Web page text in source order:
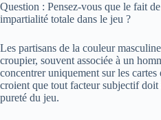
Question : Pensez-vous que le fait
impartialité totale dans le jeu ?
Les partisans de la couleur
croupier, souvent associée à un
concentrer uniquement sur les
croient que tout facteur subjectif
pureté du jeu.